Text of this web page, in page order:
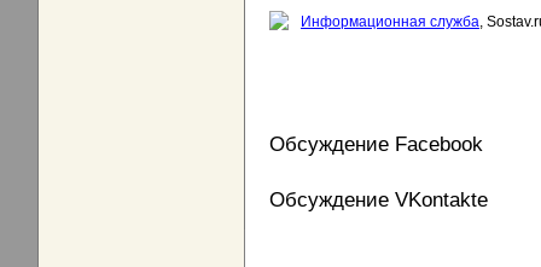
Информационная служба,
Обсуждение Facebook
Обсуждение VKontakte